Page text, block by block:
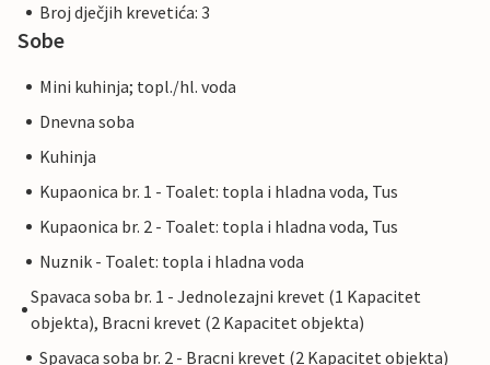
Broj dječjih krevetića: 3
Sobe
Mini kuhinja; topl./hl. voda
Dnevna soba
Kuhinja
Kupaonica br. 1 - Toalet: topla i hladna voda, Tus
Kupaonica br. 2 - Toalet: topla i hladna voda, Tus
Nuznik - Toalet: topla i hladna voda
Spavaca soba br. 1 - Jednolezajni krevet (1 Kapacitet
objekta), Bracni krevet (2 Kapacitet objekta)
Spavaca soba br. 2 - Bracni krevet (2 Kapacitet objekta)